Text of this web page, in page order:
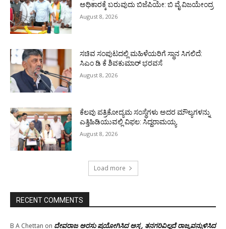
ಅಧಿಕಾರಕ್ಕೆ ಬರುವುದು ಬಿಜೆಪಿಯೇ: ಬಿ ವೈ ವಿಜಯೇಂದ್ರ
August 8, 2026
ಸಚಿವ ಸಂಪುಟದಲ್ಲಿ ಮಹಿಳೆಯರಿಗೆ ಸ್ಥಾನ ಸಿಗಲಿದೆ:
ಸಿಎಂ ಡಿ ಕೆ ಶಿವಕುಮಾರ್ ಭರವಸೆ
August 8, 2026
ಕೆಲವು ಪತ್ರಿಕೋದ್ಯಮ ಸಂಸ್ಥೆಗಳು ಅದರ ಮೌಲ್ಯಗಳನ್ನು
ಎತ್ತಿಹಿಡಿಯುವಲ್ಲಿ ವಿಫಲ: ಸಿದ್ದರಾಮಯ್ಯ
August 8, 2026
Load more
RECENT COMMENTS
B A Chettan on ದೇವರಾಜ ಅರಸು ಪ್ರಯೋಗಿಸಿದ ಅಸ್ತ್ರ, ತನಗರಿವಿಲ್ಲದೆ ರಾಜ್ಯವನ್ನುಳಿಸಿದ